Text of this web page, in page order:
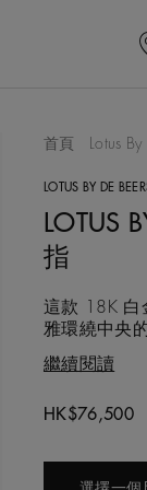
愛清單
首頁 Lotus
LOTUS BY DE
LOTUS
指
這款 18K 白
雅環繞中央
by DE
戴者走過生
繼續閱讀
Original price
HK$76,500